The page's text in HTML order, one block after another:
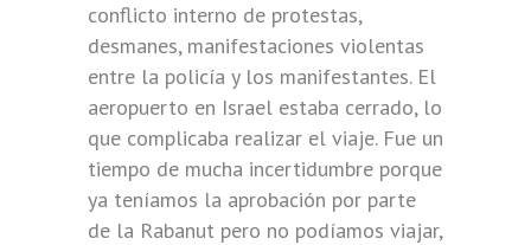
conflicto interno de protestas,
desmanes, manifestaciones violentas
entre la policía y los manifestantes. El
aeropuerto en Israel estaba cerrado, lo
que complicaba realizar el viaje. Fue un
tiempo de mucha incertidumbre porque
ya teníamos la aprobación por parte
de la Rabanut pero no podíamos viajar,